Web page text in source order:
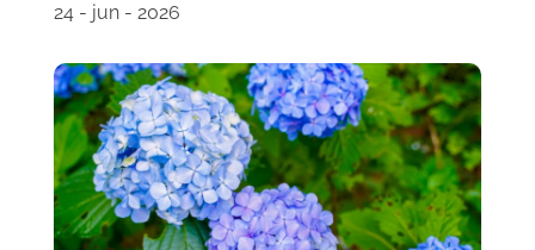
24 - jun - 2026